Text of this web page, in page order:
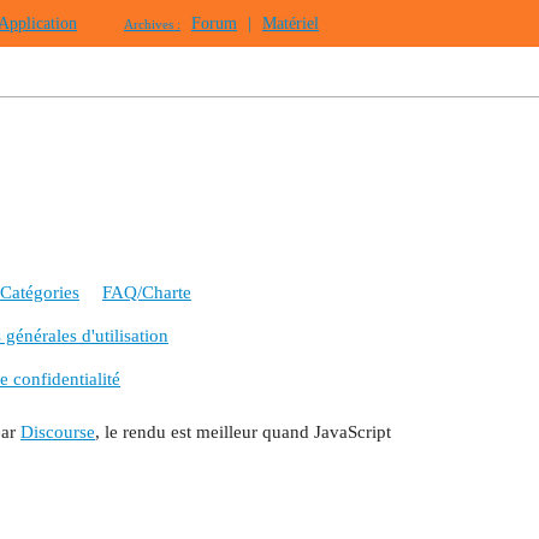
Archives : Forum Matériel
Catégories FAQ/Charte
d'utilisation
confidentialité
Discourse, le rendu est meilleur quand JavaScript